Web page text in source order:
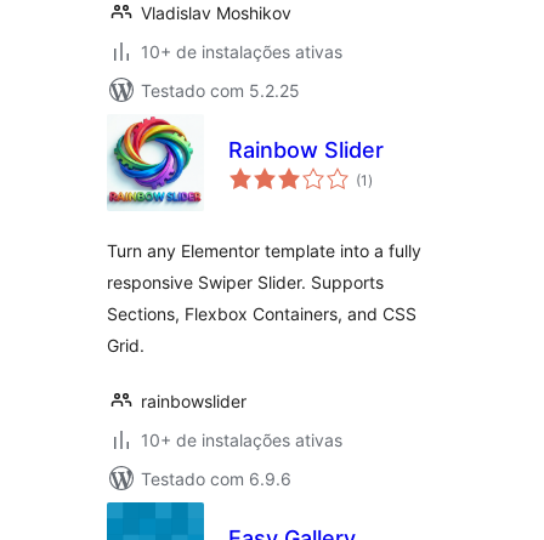
Vladislav Moshikov
10+ de instalações ativas
Testado com 5.2.25
Rainbow Slider
(1 total
de
)
Turn any Elementor template into a fully
responsive Swiper Slider. Supports
Sections, Flexbox Containers, and CSS
Grid.
rainbowslider
10+ de instalações ativas
Testado com 6.9.6